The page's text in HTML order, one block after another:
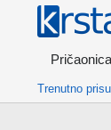
Pričaonica
Trenutno